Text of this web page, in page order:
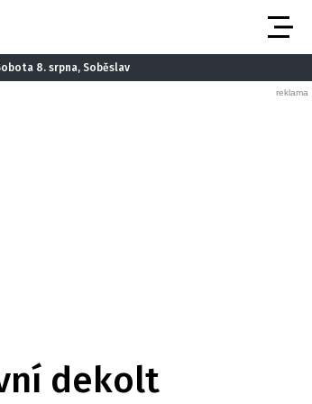
8. srpna, Soběslav
dekolt